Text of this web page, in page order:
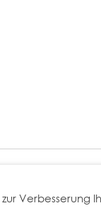
Verbesserung